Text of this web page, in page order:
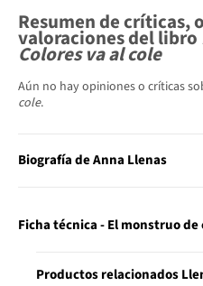
Resumen de críticas,
valoraciones del libro
Colores va al cole
Aún no hay opiniones o críticas
cole.
Biografía de Anna Llenas
Ficha técnica - El monstruo de
Productos relacionados